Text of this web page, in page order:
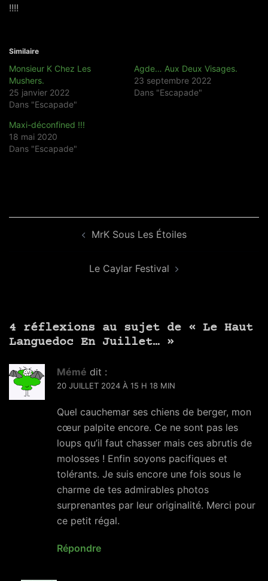
!!!!
Similaire
Monsieur K Chez Les
Mushers.
25 janvier 2022
Dans "Escapade"
Agde… Aux Deux Visages.
23 septembre 2022
Dans "Escapade"
Maxi-déconfined !!!
18 mai 2020
Dans "Escapade"
d’article
MrK Sous Les Étoiles
Le Caylar Festival
4 réflexions au sujet de « Le Haut
Languedoc En Juillet… »
Mémé dit :
20 JUILLET 2024 À 15 H 18 MIN
Quel cauchemar ses chiens de berger, mon
cœur palpite encore. Ce ne sont pas les
loups qu’il faut chasser mais ces abrutis de
molosses ! Enfin soyons pacifiques et
tolérants. Je suis encore une fois sous le
charme de tes admirables photos
surprenantes par leur originalité. Merci pour
ce petit régal.
Répondre